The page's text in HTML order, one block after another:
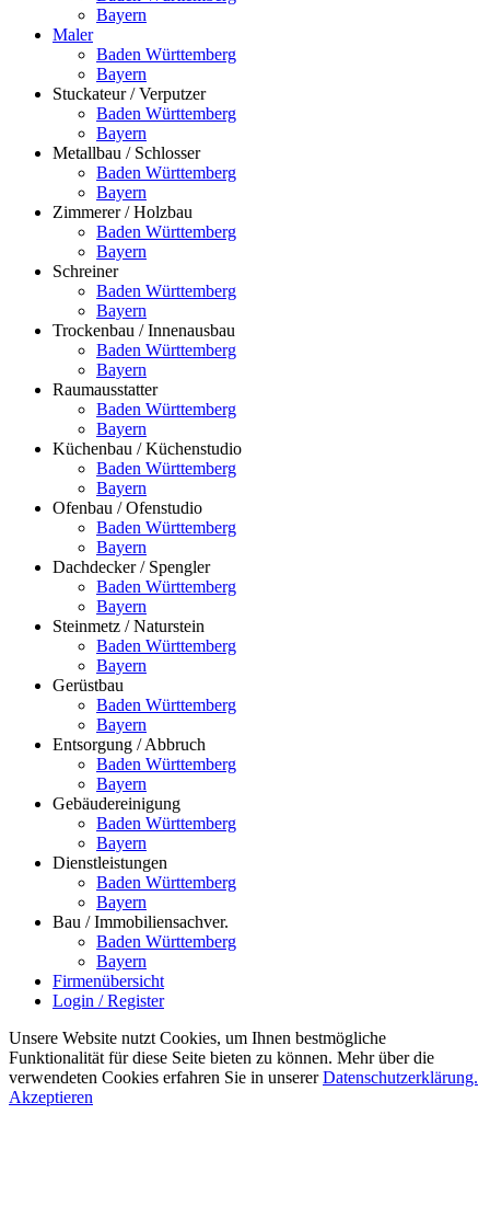
Bayern
Maler
Baden Württemberg
Bayern
Stuckateur / Verputzer
Baden Württemberg
Bayern
Metallbau / Schlosser
Baden Württemberg
Bayern
Zimmerer / Holzbau
Baden Württemberg
Bayern
Schreiner
Baden Württemberg
Bayern
Trockenbau / Innenausbau
Baden Württemberg
Bayern
Raumausstatter
Baden Württemberg
Bayern
Küchenbau / Küchenstudio
Baden Württemberg
Bayern
Ofenbau / Ofenstudio
Baden Württemberg
Bayern
Dachdecker / Spengler
Baden Württemberg
Bayern
Steinmetz / Naturstein
Baden Württemberg
Bayern
Gerüstbau
Baden Württemberg
Bayern
Entsorgung / Abbruch
Baden Württemberg
Bayern
Gebäudereinigung
Baden Württemberg
Bayern
Dienstleistungen
Baden Württemberg
Bayern
Bau / Immobiliensachver.
Baden Württemberg
Bayern
Firmenübersicht
Login / Register
Unsere Website nutzt Cookies, um Ihnen bestmögliche
Funktionalität für diese Seite bieten zu können. Mehr über die
verwendeten Cookies erfahren Sie in unsererDatenschutzerklärung.
Akzeptieren